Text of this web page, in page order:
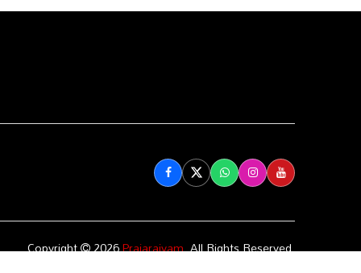
Inflow In khammam |
Copyright 2026Prajarajyam. All Rights Reserved.